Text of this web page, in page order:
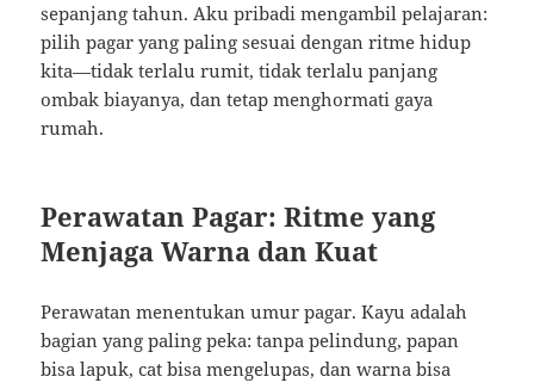
sepanjang tahun. Aku pribadi mengambil pelajaran:
pilih pagar yang paling sesuai dengan ritme hidup
kita—tidak terlalu rumit, tidak terlalu panjang
ombak biayanya, dan tetap menghormati gaya
rumah.
Perawatan Pagar: Ritme yang
Menjaga Warna dan Kuat
Perawatan menentukan umur pagar. Kayu adalah
bagian yang paling peka: tanpa pelindung, papan
bisa lapuk, cat bisa mengelupas, dan warna bisa